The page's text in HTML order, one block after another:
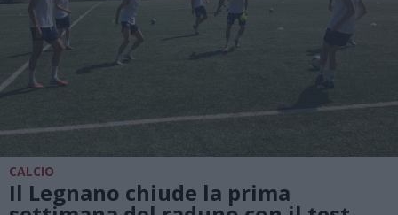
CALCIO
Il Legnano chiude la prima